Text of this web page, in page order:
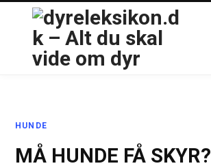
HUNDE
MÅ HUNDE FÅ SKYR?